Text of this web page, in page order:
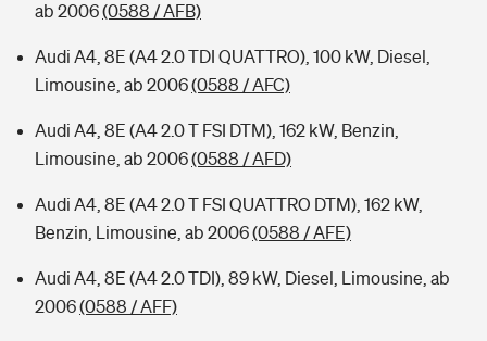
ab 2006(0588 / AFB)
Audi A4, 8E (A4 2.0 TDI QUATTRO), 100 kW, Diesel,
Limousine, ab 2006(0588 / AFC)
Audi A4, 8E (A4 2.0 T FSI DTM), 162 kW, Benzin,
Limousine, ab 2006(0588 / AFD)
Audi A4, 8E (A4 2.0 T FSI QUATTRO DTM), 162 kW,
Benzin, Limousine, ab 2006(0588 / AFE)
Audi A4, 8E (A4 2.0 TDI), 89 kW, Diesel, Limousine, ab
2006(0588 / AFF)